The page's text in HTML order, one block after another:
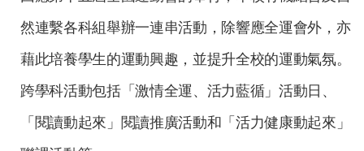
然連繫各科組舉辦一連串活動，除響應全運會外，亦
藉此培養學生的運動興趣，並提升全校的運動氣氛。
跨學科活動包括「激情全運、活力藍循」活動日、
「閱讀動起來」閱讀推廣活動和「活力健康動起來」